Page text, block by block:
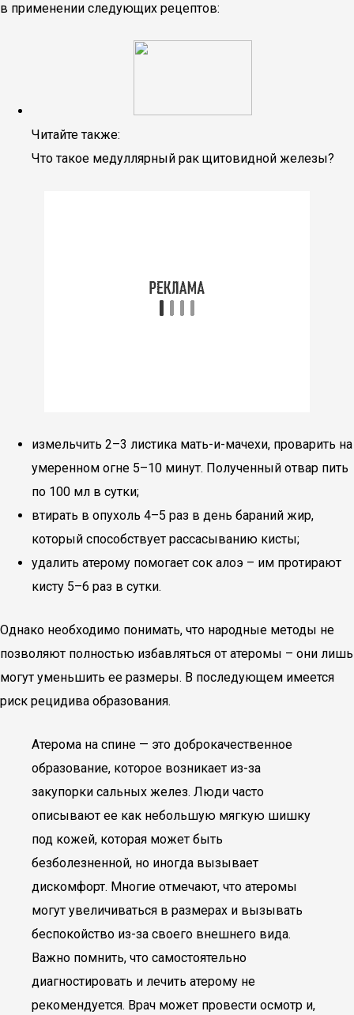
в применении следующих рецептов:
Читайте также:
Что такое медуллярный рак щитовидной железы?
измельчить 2–3 листика мать-и-мачехи, проварить на
умеренном огне 5–10 минут. Полученный отвар пить
по 100 мл в сутки;
втирать в опухоль 4–5 раз в день бараний жир,
который способствует рассасыванию кисты;
удалить атерому помогает сок алоэ – им протирают
кисту 5–6 раз в сутки.
Однако необходимо понимать, что народные методы не
позволяют полностью избавляться от атеромы – они лишь
могут уменьшить ее размеры. В последующем имеется
риск рецидива образования.
Атерома на спине — это доброкачественное
образование, которое возникает из-за
закупорки сальных желез. Люди часто
описывают ее как небольшую мягкую шишку
под кожей, которая может быть
безболезненной, но иногда вызывает
дискомфорт. Многие отмечают, что атеромы
могут увеличиваться в размерах и вызывать
беспокойство из-за своего внешнего вида.
Важно помнить, что самостоятельно
диагностировать и лечить атерому не
рекомендуется. Врач может провести осмотр и,